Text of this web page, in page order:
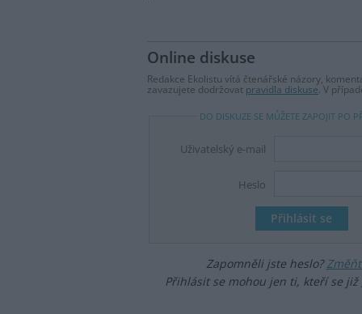
Online diskuse
Redakce Ekolistu vítá čtenářské názory,
zavazujete dodržovat pravidla diskuse. V
DO DISKUZE SE MŮŽETE ZAPOJIT PO
Uživatelský e-mail
Heslo
Zapomněli jste heslo?
Přihlásit se mohou jen ti, kteří se již